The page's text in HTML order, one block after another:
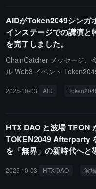
AIDがToken2049シンガ
インステージでの講演と
を完了しました。
ChainCatcher メッセージ、
ル Web3 イベント
はメインステージで「AI ×
略拡張マネージャーの Sahin
革新とグローバル戦略の最
た。また、AID は 10 月 2 日
e、DeFi Talks 創設者の
2025-10-03 AID
HTX DAO と波場 TRON
TOKEN2049 Afterparty
を「無界」の新時代へと
2025-10-03 HTX DAO 波